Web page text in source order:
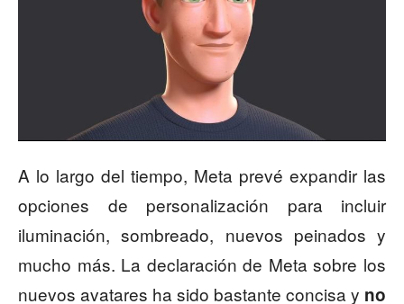
A lo largo del tiempo, Meta prevé expandir las
opciones de personalización para incluir
iluminación, sombreado, nuevos peinados y
mucho más. La declaración de Meta sobre los
nuevos avatares ha sido bastante concisa y no